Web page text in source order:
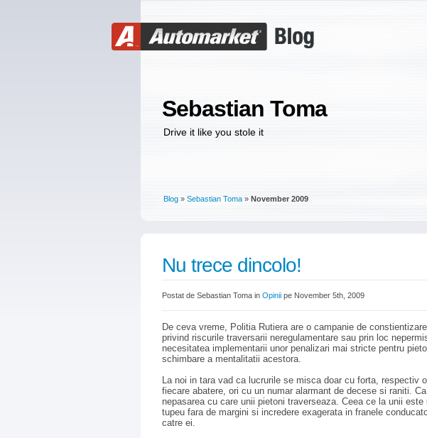
Sebastian Toma
Drive it like you stole it
Blog » Sebastian Toma » November 2009
Nu trece dincolo!
Postat de Sebastian Toma in Opinii pe November 5th, 2009
De ceva vreme, Politia Rutiera are o campanie de
privind riscurile traversarii neregulamentare sau prin loc
necesitatea implementarii unor penalizari mai stricte pentru
schimbare a mentalitatii acestora.
La noi in tara vad ca lucrurile se misca doar cu forta, respectiv
fiecare abatere, ori cu un numar alarmant de decese si raniti.
nepasarea cu care unii pietoni traverseaza. Ceea ce la unii
tupeu fara de margini si incredere exagerata in franele
catre ei.